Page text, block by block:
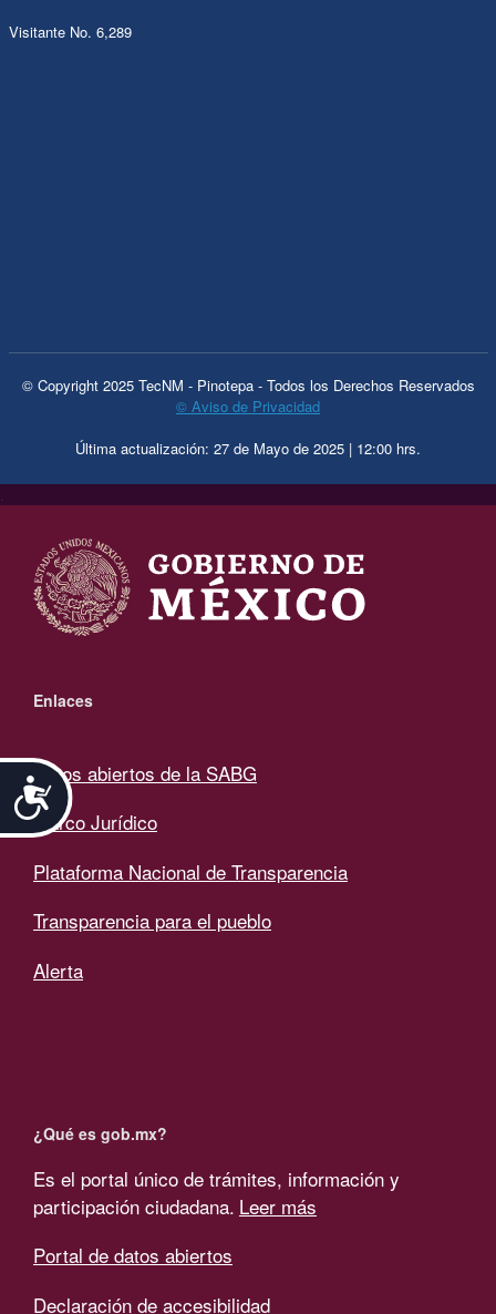
Accesibilidad
Visitante No. 6,289
© Copyright 2025 TecNM - Pinotepa - Todos los Derechos Reservados
© Aviso de Privacidad
Última actualización: 27 de Mayo de 2025 | 12:00 hrs.
Enlaces
Datos abiertos de la SABG
Marco Jurídico
Plataforma Nacional de Transparencia
Transparencia para el pueblo
Alerta
¿Qué es gob.mx?
Es el portal único de trámites, información y
participación ciudadana. Leer más
Portal de datos abiertos
Declaración de accesibilidad